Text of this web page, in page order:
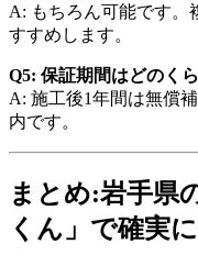
A: もちろん可能です。
すすめします。
Q5: 保証期間はどのく
A: 施工後1年間は無償
内です。
まとめ:岩手県
くん」で確実